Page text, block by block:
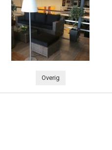
Overig